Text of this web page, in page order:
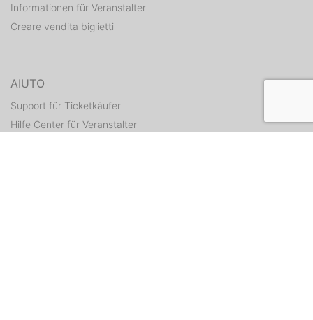
Informationen für Veranstalter
Creare vendita biglietti
AIUTO
Support für Ticketkäufer
Hilfe Center für Veranstalter